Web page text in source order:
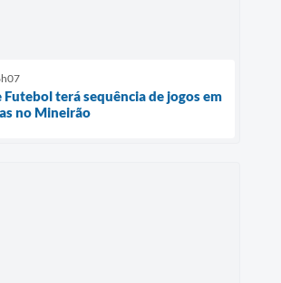
Futebol terá sequência de jogos em
no Mineirão